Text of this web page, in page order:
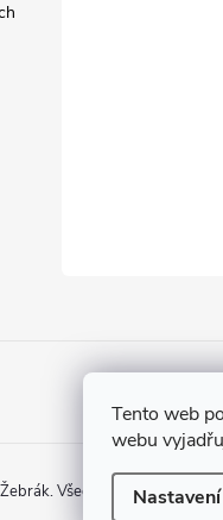
Tento web
webu
Nastavení
. Všechna práva